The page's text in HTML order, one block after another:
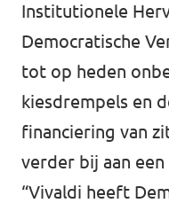
Institutionele
Democratische
tot op heden
kiesdrempels en
financiering van
verder bij aan
“Vivaldi heeft